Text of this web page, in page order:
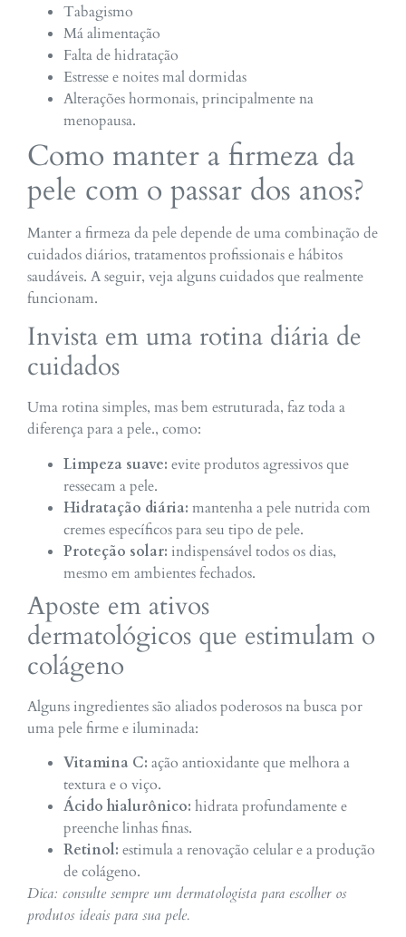
Tabagismo
Má alimentação
Falta de hidratação
Estresse e noites mal dormidas
Alterações hormonais, principalmente na
menopausa.
Como manter a firmeza da
pele com o passar dos anos?
Manter a firmeza da pele depende de uma combinação de
cuidados diários, tratamentos profissionais e hábitos
saudáveis. A seguir, veja alguns cuidados que realmente
funcionam.
Invista em uma rotina diária de
cuidados
Uma rotina simples, mas bem estruturada, faz toda a
diferença para a pele., como:
Limpeza suave: evite produtos agressivos que
ressecam a pele.
Hidratação diária: mantenha a pele nutrida com
cremes específicos para seu tipo de pele.
Proteção solar: indispensável todos os dias,
mesmo em ambientes fechados.
Aposte em ativos
dermatológicos que estimulam o
colágeno
Alguns ingredientes são aliados poderosos na busca por
uma pele firme e iluminada:
Vitamina C: ação antioxidante que melhora a
textura e o viço.
Ácido hialurônico: hidrata profundamente e
preenche linhas finas.
Retinol: estimula a renovação celular e a produção
de colágeno.
Dica: consulte sempre um dermatologista para escolher os
produtos ideais para sua pele.